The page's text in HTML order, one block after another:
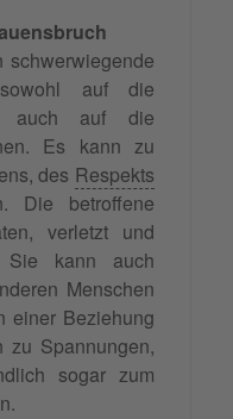
schwerwiegende
auf die
auch auf die
Es kann zu
des Respekts
Die betroffene
verletzt und
Sie kann auch
Menschen
einer Beziehung
zu Spannungen,
sogar zum